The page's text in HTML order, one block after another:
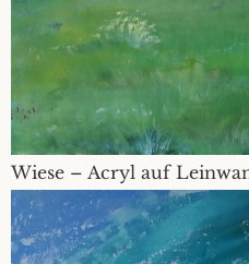
Wiese – Acryl auf